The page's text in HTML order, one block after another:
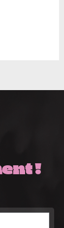
!